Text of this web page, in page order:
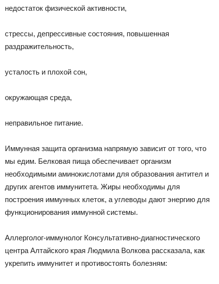
недостаток физической активности,
стрессы, депрессивные состояния, повышенная
раздражительность,
усталость и плохой сон,
окружающая среда,
неправильное питание.
Иммунная защита организма напрямую зависит от того, что
мы едим. Белковая пища обеспечивает организм
необходимыми аминокислотами для образования антител и
других агентов иммунитета. Жиры необходимы для
построения иммунных клеток, а углеводы дают энергию для
функционирования иммунной системы.
Аллерголог-иммунолог Консультативно-диагностического
центра Алтайского края Людмила Волкова рассказала, как
укрепить иммунитет и противостоять болезням: